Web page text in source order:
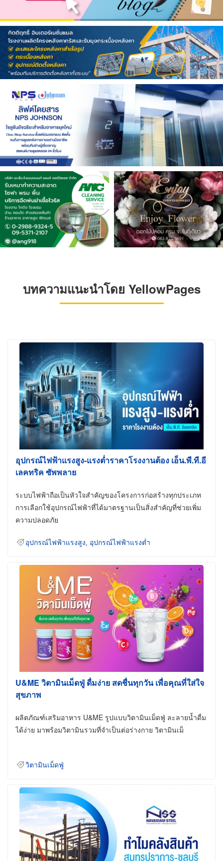
บทความแนะนำโดย YellowPages
อุปกรณ์ไฟฟ้าแรงสูง-แรงต่ำราคาโรงงานต้อง เอ็น.พี.ที.อี
เลคทริค ซัพพลาย
ระบบไฟฟ้าถือเป็นหัวใจสำคัญของโครงการก่อสร้างทุกประเภท
การเลือกใช้อุปกรณ์ไฟฟ้าที่ได้มาตรฐานเป็นสิ่งสำคัญที่ช่วยเพิ่ม
ความปลอดภัย
อุปกรณ์ไฟฟ้าแรงสูง อุปกรณ์ไฟฟ้าแรงต่ำ
U&ME วิตามินเม็ดฟู่ ดื่มง่าย สดชื่นทุกวัน เพื่อคุณที่ใส่ใจ
สุขภาพ
ผลิตภัณฑ์เสริมอาหาร U&ME รูปแบบวิตามินเม็ดฟู่ ละลายน้ำดื่ม
ได้ง่าย มาพร้อมวิตามินรวมที่จำเป็นต่อร่างกาย วิตามินเม็
วิตามินเม็ดฟู่